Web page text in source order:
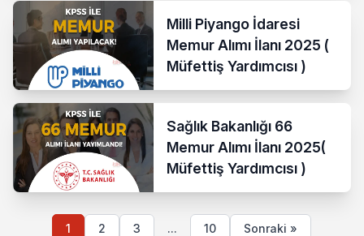
Milli Piyango İdaresi
Memur Alımı İlanı 2025 (
Müfettiş Yardımcısı )
Sağlık Bakanlığı 66
Memur Alımı İlanı 2025(
Müfettiş Yardımcısı )
1 2 3 ... 10 Sonraki »